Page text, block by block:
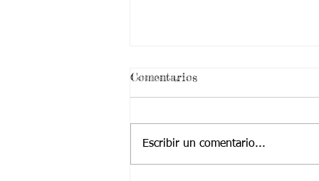
Comentarios
Escribir un comentario...